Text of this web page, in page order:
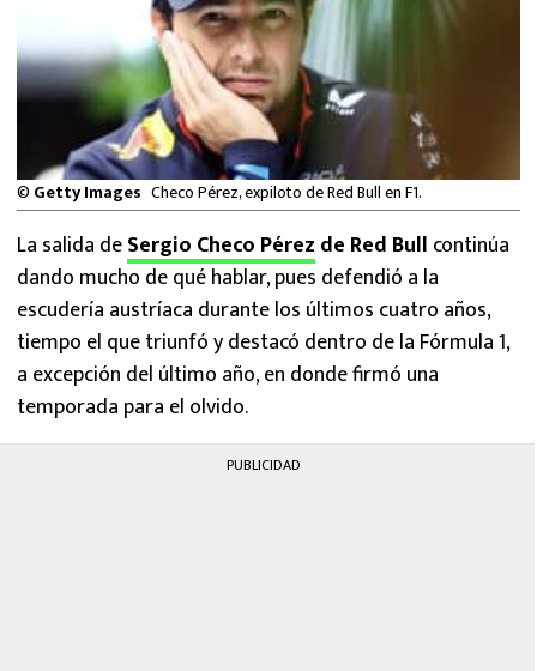
BOXEO
LIGA MX
NFL
© Getty Images Checo Pérez, expiloto de Red Bull en F1.
La salida deSergio Checo Pérez de Red Bull continúa
dando mucho de qué hablar, pues defendió a la
escudería austríaca durante los últimos cuatro años,
tiempo el que triunfó y destacó dentro de la Fórmula 1,
a excepción del último año, en donde firmó una
temporada para el olvido.
PUBLICIDAD